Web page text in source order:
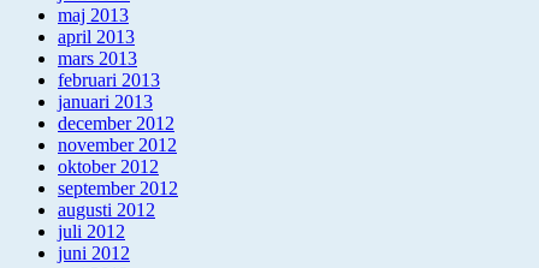
maj 2013
april 2013
mars 2013
februari 2013
januari 2013
december 2012
november 2012
oktober 2012
september 2012
augusti 2012
juli 2012
juni 2012